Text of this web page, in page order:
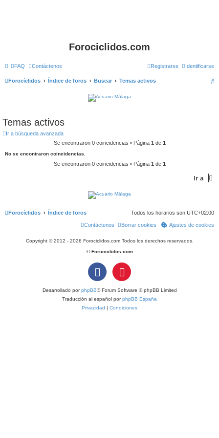
Forociclidos.com
FAQ Contáctenos Identificarse
Registrarse
Forocíclidos Índice de foros Buscar Temas activos
B
Temas activos
Ir a búsqueda avanzada
Se encontraron 0 coincidencias • Página 1 de 1
No se encontraron coincidencias.
Se encontraron 0 coincidencias • Página 1 de 1
Ir a
Forocíclidos Índice de foros Todos los horarios son UTC+02:00
Ajustes de cookies
Borrar cookies
Contáctenos
Copyright © 2012 - 2026 Forociclidos.com Todos los derechos reservados.
© Forociclidos.com
Desarrollado porphpBB® Forum Software © phpBB Limited
Traducción al español porphpBB España
Privacidad | Condiciones